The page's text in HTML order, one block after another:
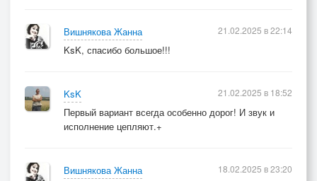
Вишнякова Жанна
KsK, спасибо большое!!!
21.02.2025 в 22:14
KsK
Первый вариант всегда особенно дорог! И звук и
исполнение цепляют.+
21.02.2025 в 18:52
Вишнякова Жанна
18.02.2025 в 23:20